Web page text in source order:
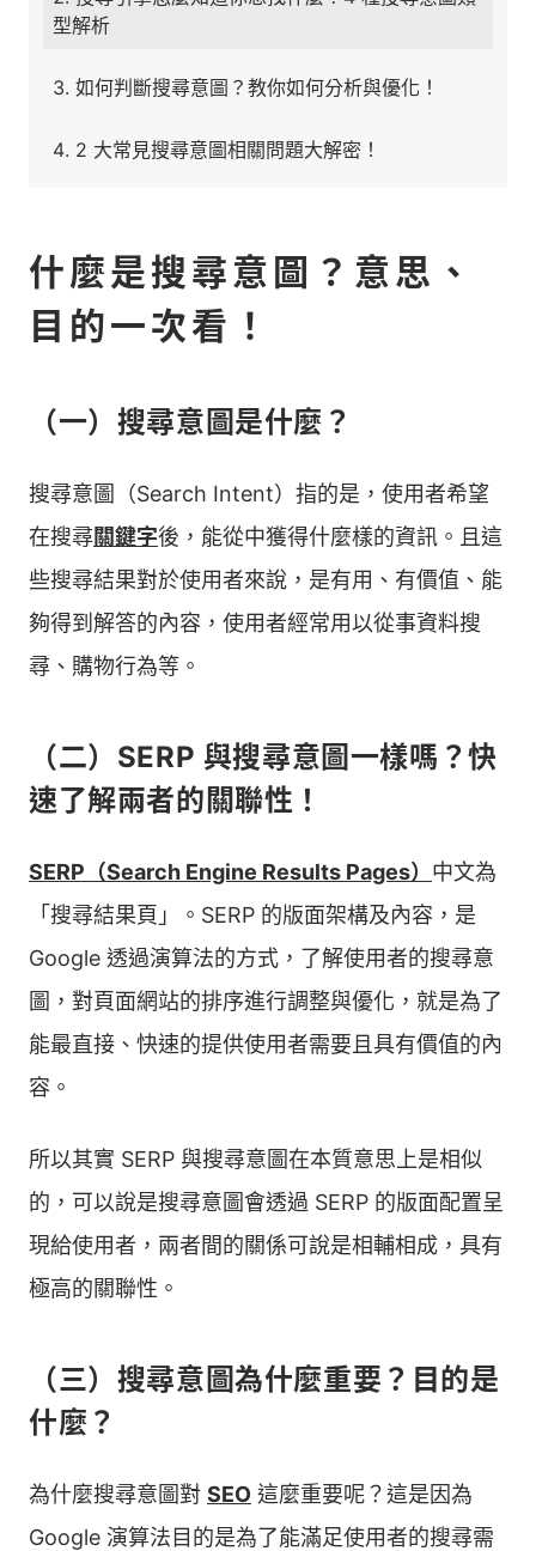
型解析
如何判斷搜尋意圖？教你如何分析與優化！
2 大常見搜尋意圖相關問題大解密！
什麼是搜尋意圖？意思、
目的一次看！
（一）搜尋意圖是什麼？
搜尋意圖（Search Intent）指的是，使用者希望
在搜尋關鍵字後，能從中獲得什麼樣的資訊。且這
些搜尋結果對於使用者來說，是有用、有價值、能
夠得到解答的內容，使用者經常用以從事資料搜
尋、購物行為等。
（二）SERP 與搜尋意圖一樣嗎？快
速了解兩者的關聯性！
SERP（Search Engine Results Pages） 中文為
「搜尋結果頁」。SERP 的版面架構及內容，是
Google 透過演算法的方式，了解使用者的搜尋意
圖，對頁面網站的排序進行調整與優化，就是為了
能最直接、快速的提供使用者需要且具有價值的內
容。
所以其實 SERP 與搜尋意圖在本質意思上是相似
的，可以說是搜尋意圖會透過 SERP 的版面配置呈
現給使用者，兩者間的關係可說是相輔相成，具有
極高的關聯性。
（三）搜尋意圖為什麼重要？目的是
什麼？
為什麼搜尋意圖對 SEO 這麼重要呢？這是因為
Google 演算法目的是為了能滿足使用者的搜尋需